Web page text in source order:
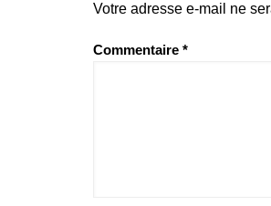
Votre adresse e-mail ne
Commentaire *